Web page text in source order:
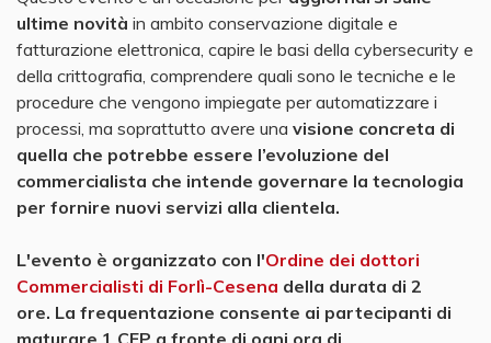
ultime novità in ambito conservazione digitale e
fatturazione elettronica, capire le basi della cybersecurity e
della crittografia, comprendere quali sono le tecniche e le
procedure che vengono impiegate per automatizzare i
processi, ma soprattutto avere una visione concreta di
quella che potrebbe essere l’evoluzione del
commercialista che intende governare la tecnologia
per fornire nuovi servizi alla clientela.
L'evento è organizzato con l'Ordine dei dottori
Commercialisti di Forlì-Cesena della durata di 2
ore. La frequentazione consente ai partecipanti di
maturare 1 CFP a fronte di ogni ora di